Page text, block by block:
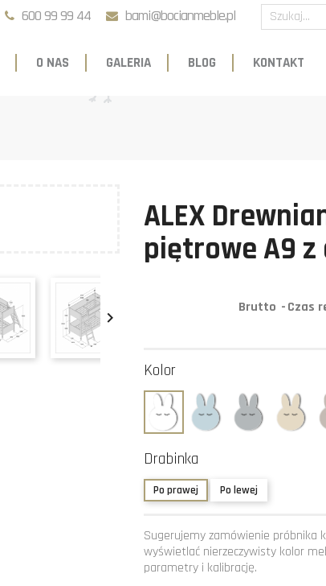
600 99 99 44 bami@bocianmeble.pl
O NAS GALERIA BLOG KONTAKT

ALEX
piętrowe A9
Brutto Czas
Kolor
Biały Błękit Grafit
Drabinka
Po prawej Po lewej
Sugerujemy zamówienie próbnika
wyświetlać nierzeczywisty kolor
parametry i kalibrację.